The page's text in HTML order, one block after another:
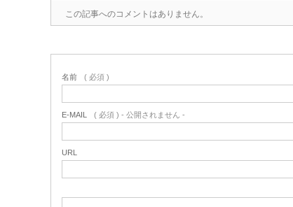
この記事へのコメントはありません。
名前 ( 必須 )
E-MAIL ( 必須 ) - 公開されません -
URL